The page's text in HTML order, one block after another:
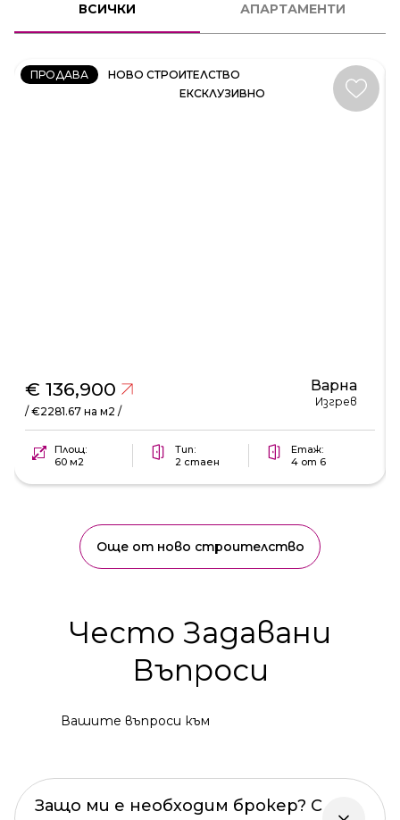
ВСИЧКИ АПАРТАМЕНТИ
ПРОДАВА
НОВО СТРОИТЕЛСТВО
ЕКСКЛУЗИВНО
231537
€ 136,900
/ €2281.67 на м2 /
Варна
Изгрев
Площ:
60 м2
Тип:
2 стаен
Етаж:
4 от 6
Още от ново строителство
Често Задавани
Въпроси
Вашите въпроси към
Защо ми е необходим брокер? С